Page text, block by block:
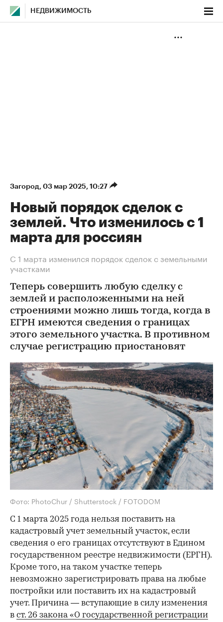
НЕДВИЖИМОСТЬ
Загород⁠, 03 мар 2025, 10:27
Новый порядок сделок с
землей. Что изменилось с 1
марта для россиян
С 1 марта изменился порядок сделок с земельными
участками
Теперь совершить любую сделку с
землей и расположенными на ней
строениями можно лишь тогда, когда в
ЕГРН имеются сведения о границах
этого земельного участка. В противном
случае регистрацию приостановят
Фото: PhotoChur / Shutterstock / FOTODOM
С 1 марта 2025 года нельзя поставить на
кадастровый учет земельный участок, если
сведения о его границах отсутствуют в Едином
государственном реестре недвижимости (ЕРГН).
Кроме того, на таком участке теперь
невозможно зарегистрировать права на любые
постройки или поставить их на кадастровый
учет. Причина — вступающие в силу изменения
в ст. 26 закона «О государственной регистрации